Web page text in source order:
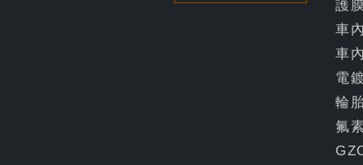
護
車
車
電
輪
氟